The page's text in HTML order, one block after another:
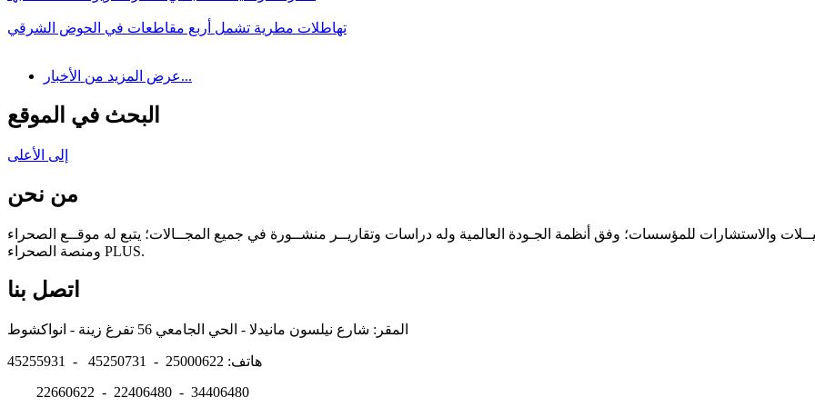
تهاطلات مطرية تشمل أربع مقاطعات في الحوض الشرقي
عرض المزيد من الأخبار...
البحث في الموقع
إلى الأعلى
من نحن
والاستشارات للمؤسسات؛ وفق أنظمة الجـودة العالمية وله دراسات وتقاريــر منشــورة في جميع المجــالات؛ يتبع له موقــع الصحراء
ومنصة الصحراء PLUS.
اتصل بنا
هاتف: 25000622 - 45250731 - 45255931
22660622 - 22406480 - 34406480